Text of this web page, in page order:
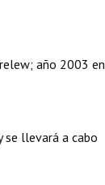
año 2003 en
se llevará a cabo